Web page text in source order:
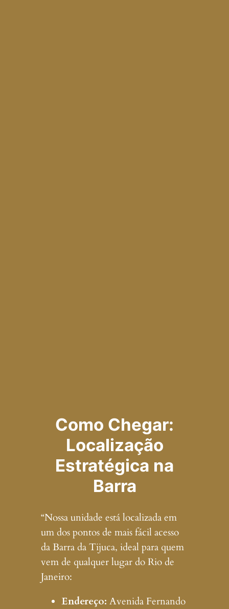
Como Chegar:
Localização
Estratégica na
Barra
“Nossa unidade está localizada em
um dos pontos de mais fácil acesso
da Barra da Tijuca, ideal para quem
vem de qualquer lugar do Rio de
Janeiro:
Endereço: Avenida Fernando